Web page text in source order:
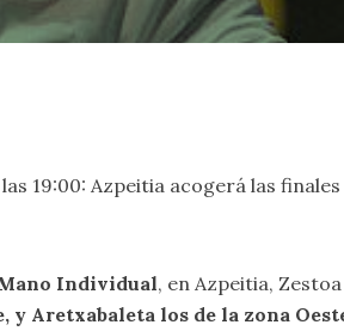
19:00: Azpeitia acogerá las
Individual, en Azpeitia,
y Aretxabaleta los de la zona